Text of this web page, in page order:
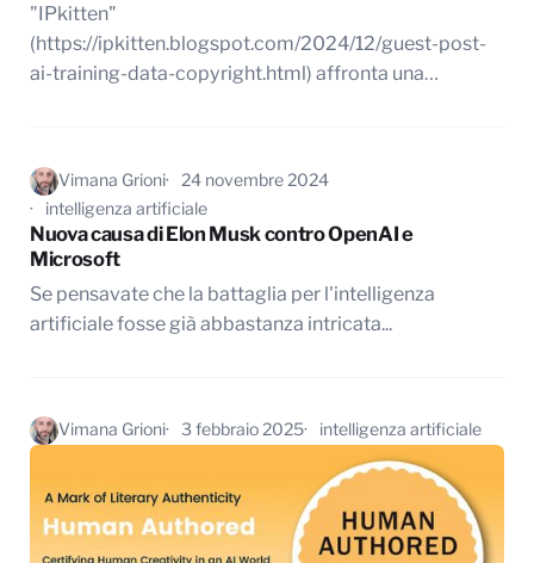
"IPkitten"
(https://ipkitten.blogspot.com/2024/12/guest-post-
ai-training-data-copyright.html) affronta una…
Vimana Grioni
24 novembre 2024
intelligenza artificiale
Nuova causa di Elon Musk contro OpenAI e
Microsoft
Se pensavate che la battaglia per l'intelligenza
artificiale fosse già abbastanza intricata...
Vimana Grioni 3 febbraio 2025 intelligenza artificiale